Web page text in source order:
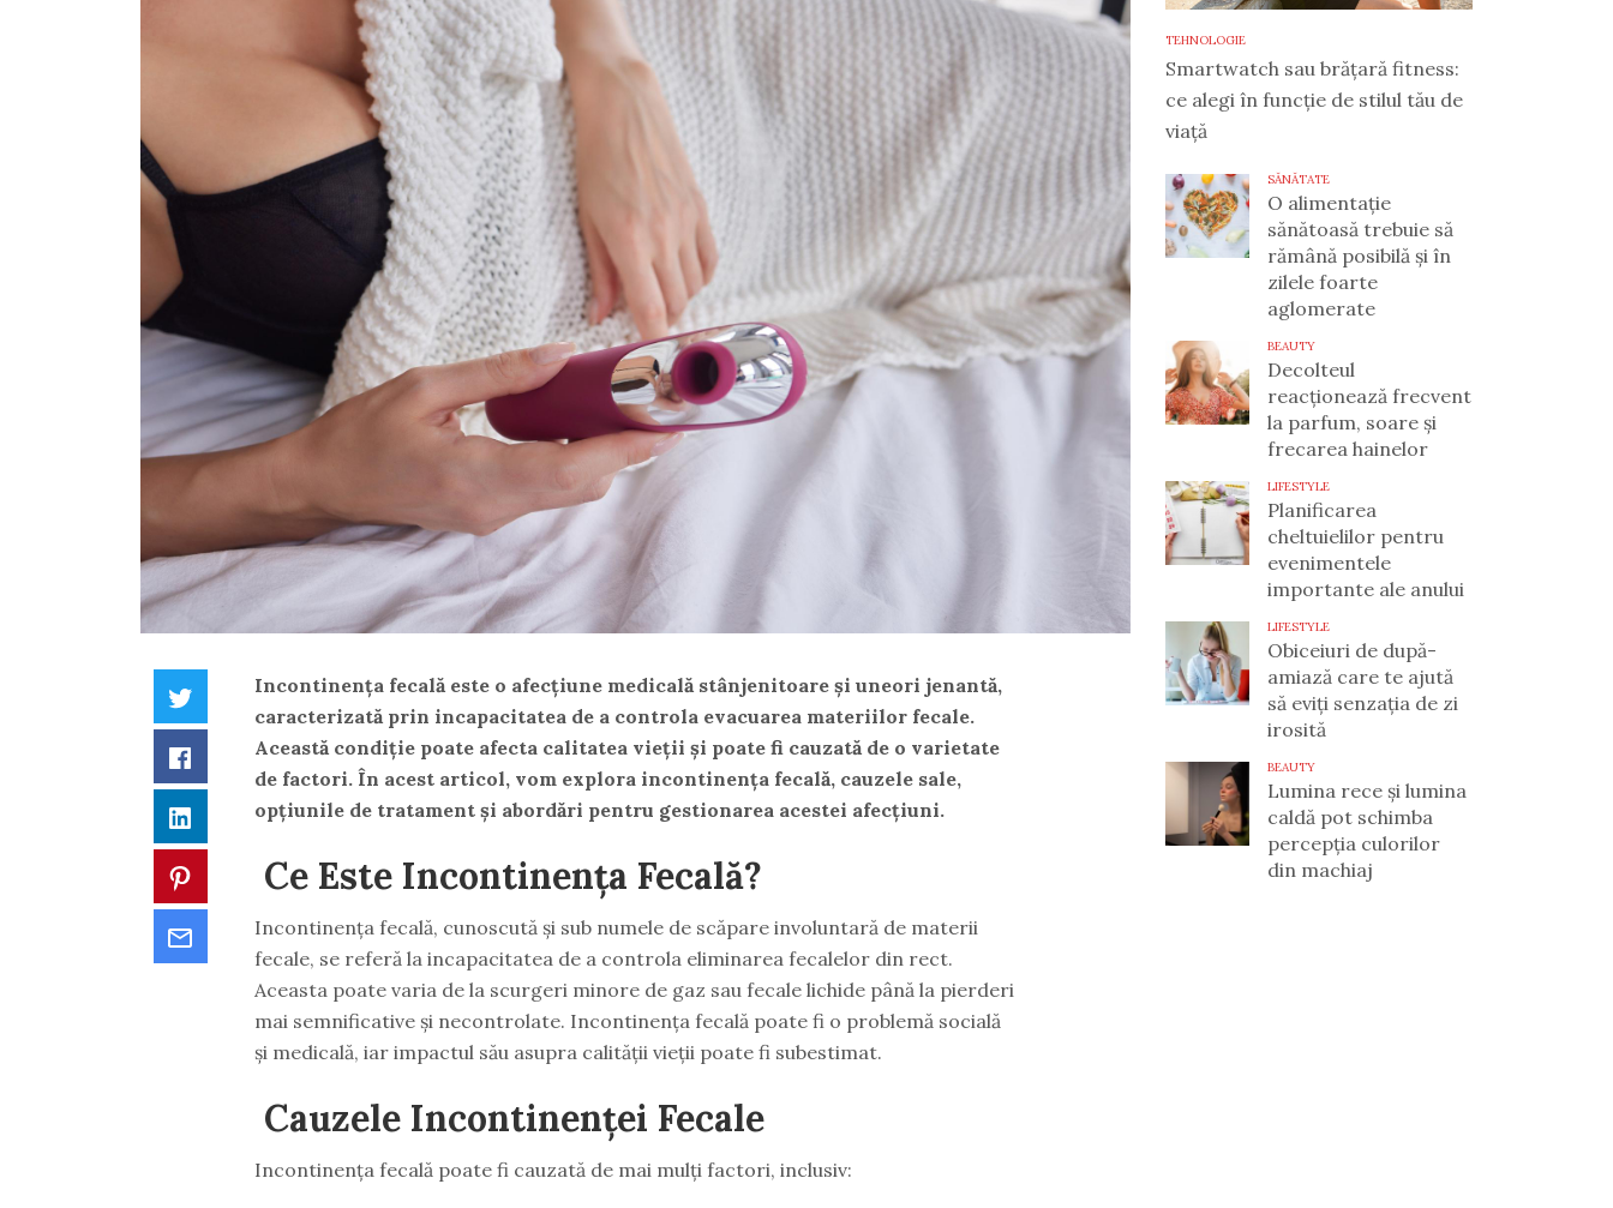
Twitter
Facebook
LinkedIn
Pinterest
Incontinența fecală este o afecțiune medicală stânjenitoare și uneori jenantă,
caracterizată prin incapacitatea de a controla evacuarea materiilor fecale.
Această condiție poate afecta calitatea vieții și poate fi cauzată de o varietate
de factori. În acest articol, vom explora incontinența fecală, cauzele sale,
opțiunile de tratament și abordări pentru gestionarea acestei afecțiuni.
Ce Este Incontinența Fecală?
Incontinența fecală, cunoscută și sub numele de scăpare involuntară de materii
fecale, se referă la incapacitatea de a controla eliminarea fecalelor din rect.
Aceasta poate varia de la scurgeri minore de gaz sau fecale lichide până la pierderi
mai semnificative și necontrolate. Incontinența fecală poate fi o problemă socială
și medicală, iar impactul său asupra calității vieții poate fi subestimat.
Cauzele Incontinenței Fecale
Incontinența fecală poate fi cauzată de mai mulți factori, inclusiv:
TEHNOLOGIE
Smartwatch sau brățară fitness:
ce alegi în funcție de stilul tău de
viață
SĂNĂTATE
O alimentație
sănătoasă trebuie să
rămână posibilă și în
zilele foarte
aglomerate
BEAUTY
Decolteul
reacționează frecvent
la parfum, soare și
frecarea hainelor
LIFESTYLE
Planificarea
cheltuielilor pentru
evenimentele
importante ale anului
LIFESTYLE
Obiceiuri de după-
amiază care te ajută
să eviți senzația de zi
irosită
BEAUTY
Lumina rece și lumina
caldă pot schimba
percepția culorilor
din machiaj